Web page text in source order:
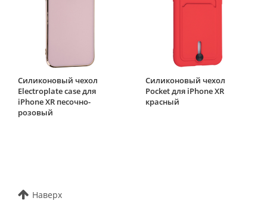
Силиконовый чехол
Electroplate case для
iPhone XR песочно-
розовый
Силиконовый чехол
Pocket для iPhone XR
красный
Наверх